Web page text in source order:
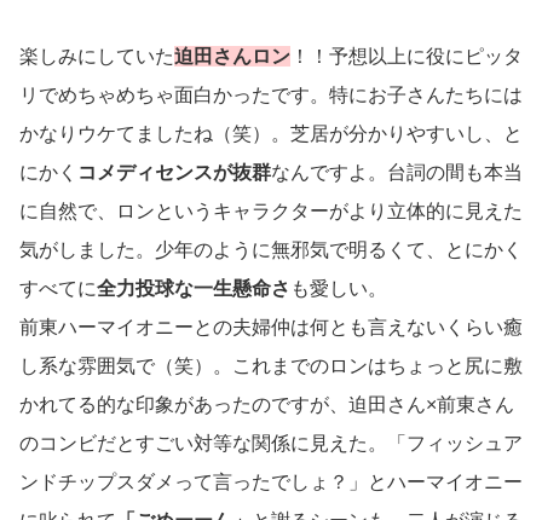
楽しみにしていた迫田さんロン ！！予想以上に役にピッタ
リでめちゃめちゃ面白かったです。特にお子さんたちには
かなりウケてましたね（笑）。芝居が分かりやすいし、と
にかく コメディセンスが抜群なんですよ。台詞の間も本当
に自然で、ロンというキャラクターがより立体的に見えた
気がしました。少年のように無邪気で明るくて、とにかく
すべてに全力投球な一生懸命さ も愛しい。
前東ハーマイオニーとの夫婦仲は何とも言えないくらい癒
し系な雰囲気で（笑）。これまでのロンはちょっと尻に敷
かれてる的な印象があったのですが、迫田さん×前東さん
のコンビだとすごい対等な関係に見えた。「フィッシュア
ンドチップスダメって言ったでしょ？」とハーマイオニー